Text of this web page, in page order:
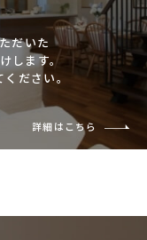
だいた
します。
ださい。
詳細はこちら